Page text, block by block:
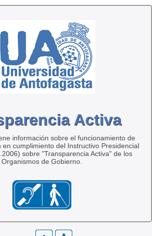
Activa
información sobre el funcionamiento de
en cumplimiento del Instructivo Presidencial
sobre "Transparencia Activa" de los
Organismos de Gobierno.